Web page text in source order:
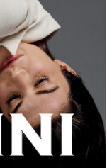
the new...